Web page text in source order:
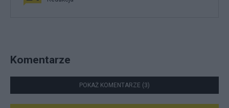
Komentarze
POKAŻ KOMENTARZE (3)